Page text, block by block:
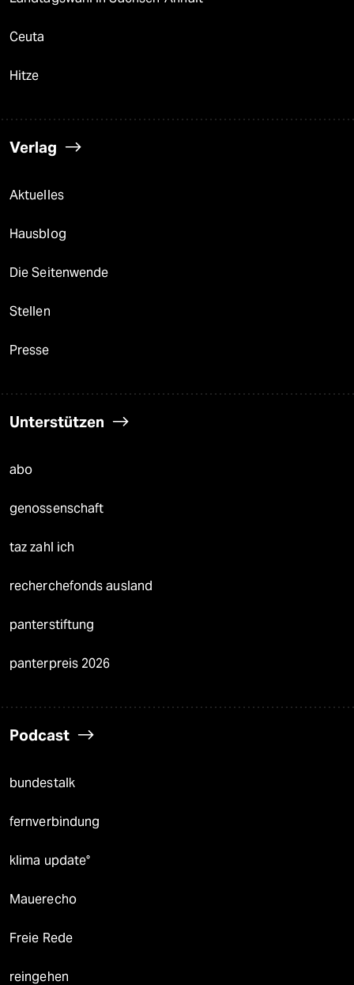
Ceuta
Hitze
Verlag
Aktuelles
Hausblog
Die Seitenwende
Stellen
Presse
Unterstützen
abo
genossenschaft
taz zahl ich
recherchefonds ausland
panterstiftung
panterpreis 2026
Podcast
bundestalk
fernverbindung
klima update°
Mauerecho
Freie Rede
reingehen